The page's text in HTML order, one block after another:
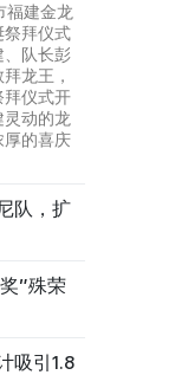
福建金龙
祭拜仪式
、队长彭
龙王，
拜仪式开
动的龙
厚的喜庆
队，扩
”殊荣
吸引1.8